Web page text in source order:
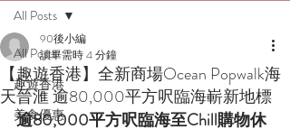
All Posts
趣遊香港
美食優惠
All Posts
【趣遊香港】全新商場Ocean Popwalk海
天晉滙 逾80,000平方呎臨海嶄新地標
90後小編
讀畢需時 4 分鐘
逾80,000平方呎臨海至Chill購物休